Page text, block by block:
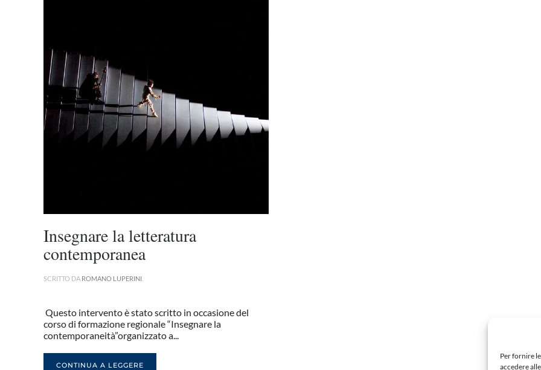
Per fornire
accedere
Insegnare la letteratura
contemporanea
SCRITTO DA ROMANO LUPERINI
Questo intervento è stato scritto in occasione del
corso di formazione regionale “Insegnare la
contemporaneità”organizzato a...
CONTINUA A LEGGERE